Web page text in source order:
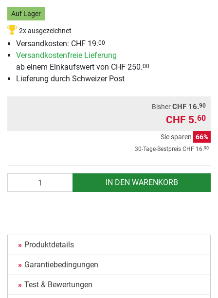
Auf Lager
2x ausgezeichnet
Versandkosten: CHF 19.00
Versandkostenfreie Lieferung
ab einem Einkaufswert von CHF 250.00
Lieferung durch Schweizer Post
BisherCHF 16.90
CHF 5.60
Sie sparen 66%
30-Tage-Bestpreis CHF 16.90
IN DEN WARENKORB
Produktdetails
Garantiebedingungen
Test & Bewertungen